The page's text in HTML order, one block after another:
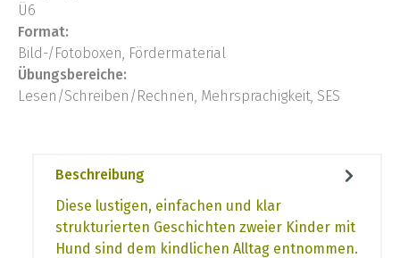
Ü6
Format:
Bild-/Fotoboxen, Fördermaterial
Übungsbereiche:
Lesen/Schreiben/Rechnen, Mehrsprachigkeit, SES
Beschreibung
Diese lustigen, einfachen und klar
strukturierten Geschichten zweier Kinder mit
Hund sind dem kindlichen Alltag entnommen.